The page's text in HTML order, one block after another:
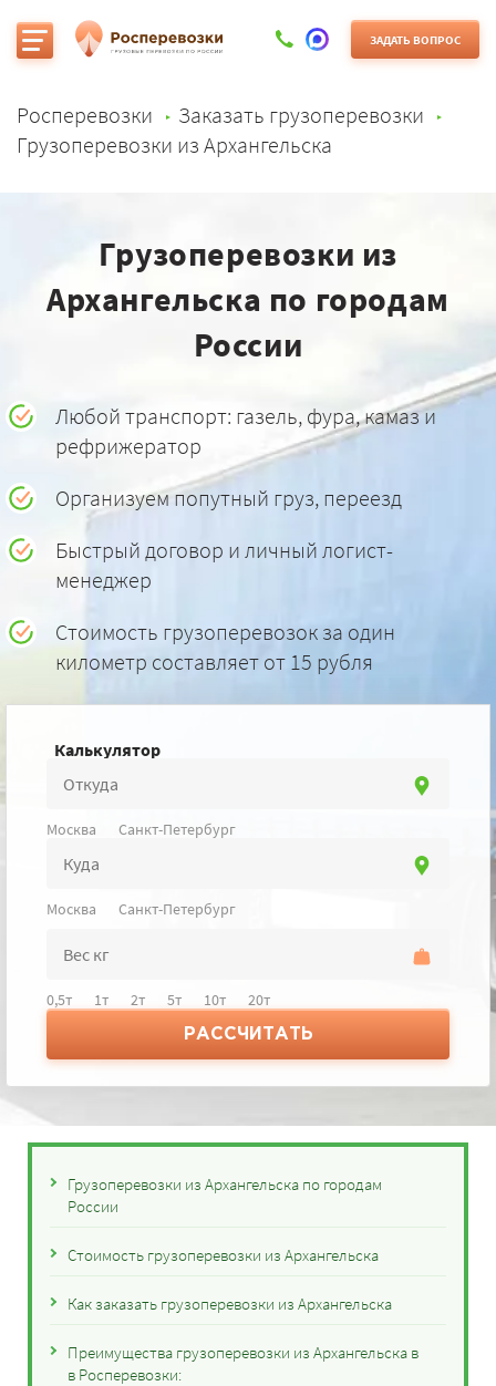
ЗАДАТЬ ВОПРОС
Росперевозки
Заказать грузоперевозки
Грузоперевозки из Архангельска
Грузоперевозки из
Архангельска по городам
России
Любой транспорт: газель, фура, камаз и
рефрижератор
Организуем попутный груз, переезд
Быстрый договор и личный логист-
менеджер
Стоимость грузоперевозок за один
километр составляет от 15 рубля
Калькулятор
Москва Санкт-Петербург
Москва Санкт-Петербург
0,5т 1т 2т 5т 10т 20т
РАССЧИТАТЬ
Грузоперевозки из Архангельска по городам
России
Стоимость грузоперевозки из Архангельска
Как заказать грузоперевозки из Архангельска
Преимущества грузоперевозки из Архангельска в
в Росперевозки: